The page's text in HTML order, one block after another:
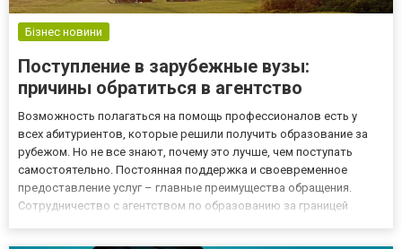
Бізнес новини
Поступление в зарубежные вузы:
причины обратиться в агентство
Возможность полагаться на помощь профессионалов есть у
всех абитуриентов, которые решили получить образование за
рубежом. Но не все знают, почему это лучше, чем поступать
самостоятельно. Постоянная поддержка и своевременное
предоставление услуг – главные преимущества обращения.
Сотрудничество с агентством по образованию за границей